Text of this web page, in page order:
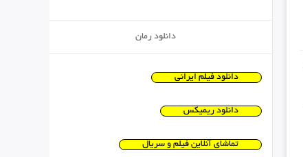
دانلود رمان
دانلود فیلم ایرانی
دانلود ریمیکس
تماشای آنلاین فیلم و سریال